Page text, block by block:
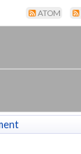
ATOM